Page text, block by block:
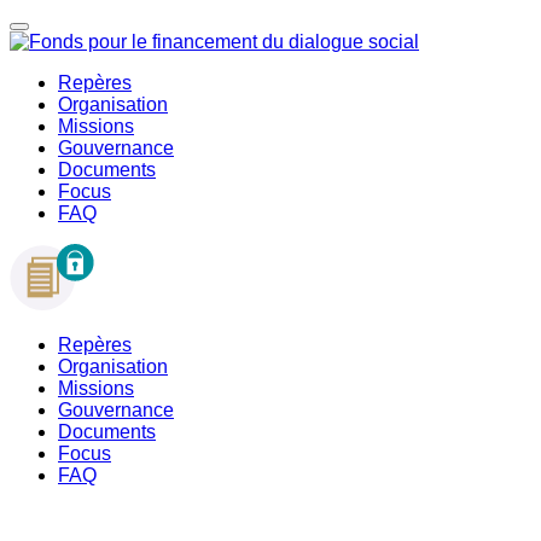
Repères
Organisation
Missions
Gouvernance
Documents
Focus
FAQ
Repères
Organisation
Missions
Gouvernance
Documents
Focus
FAQ